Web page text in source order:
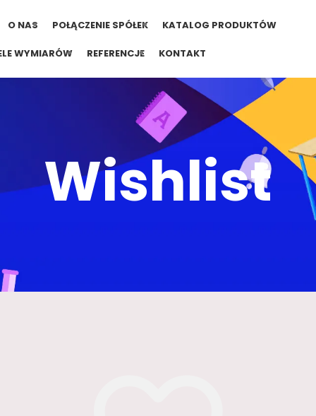
O NAS POŁĄCZENIE SPÓŁEK KATALOG PRODUKTÓW
WYMIARÓW REFERENCJE KONTAKT
Wishlist